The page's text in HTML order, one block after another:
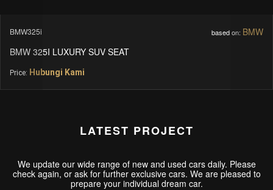
HCLC2026 based on:Toyota
TOYOTA HIACE LUXURY CLASS
Price: Hubungi Kami
LATEST PROJECT
We update our wide range of new and used cars daily. Please
check again, or ask for further exclusive cars. We are pleased to
prepare your individual dream car.